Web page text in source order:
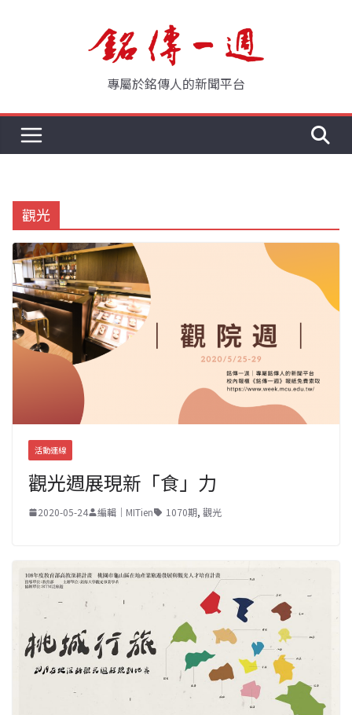
專屬於銘傳人的新聞平台
觀光
活動連線
觀光週展現新「食」力
2020-05-24 編輯｜MITien 1070期, 觀光